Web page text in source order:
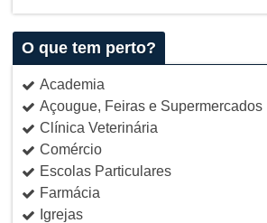
O que tem perto?
Academia
Açougue, Feiras e Supermercados
Clínica Veterinária
Comércio
Escolas Particulares
Farmácia
Igrejas